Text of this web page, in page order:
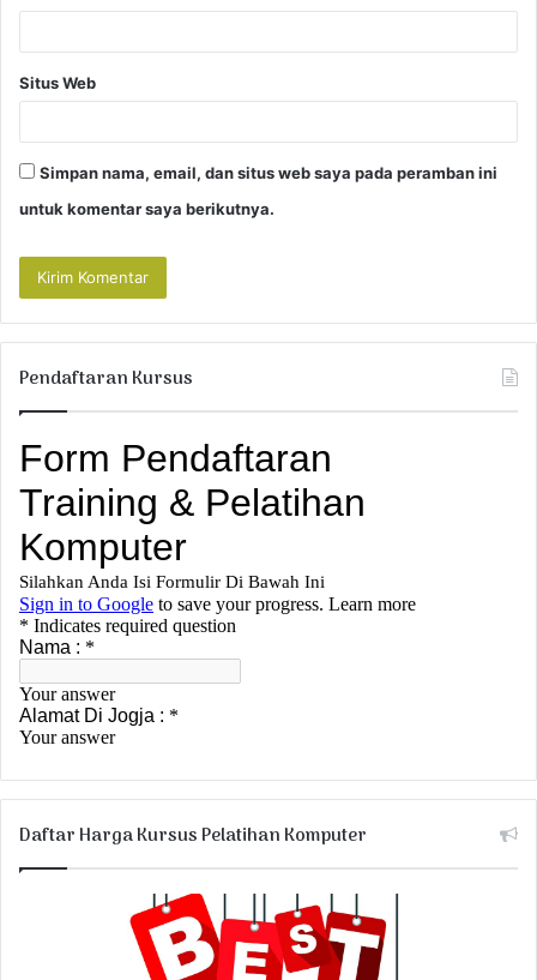
Situs Web
Simpan nama, email, dan situs web saya pada peramban ini
untuk komentar saya berikutnya.
Pendaftaran Kursus
Daftar Harga Kursus Pelatihan Komputer